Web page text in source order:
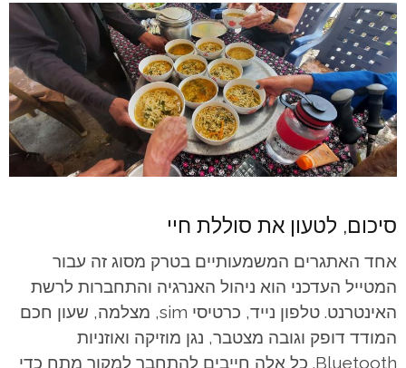
סיכום, לטעון את סוללת חיי
אחד האתגרים המשמעותיים בטרק מסוג זה עבור
המטייל העדכני הוא ניהול האנרגיה והתחברות לרשת
האינטרנט. טלפון נייד, כרטיסי sim, מצלמה, שעון חכם
המודד דופק וגובה מצטבר, נגן מוזיקה ואוזניות
Bluetooth. כל אלה חייבים להתחבר למקור מתח כדי